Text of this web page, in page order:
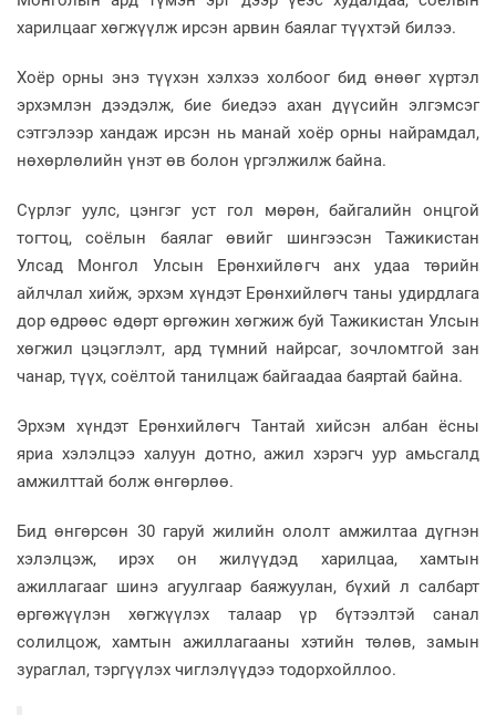
харилцааг хөгжүүлж ирсэн арвин баялаг түүхтэй билээ.
Хоёр орны энэ түүхэн хэлхээ холбоог бид өнөөг хүртэл
эрхэмлэн дээдэлж, бие биедээ ахан дүүсийн элгэмсэг
сэтгэлээр хандаж ирсэн нь манай хоёр орны найрамдал,
нөхөрлөлийн үнэт өв болон үргэлжилж байна.
Сүрлэг уулс, цэнгэг уст гол мөрөн, байгалийн онцгой
тогтоц, соёлын баялаг өвийг шингээсэн Тажикистан
Улсад Монгол Улсын Ерөнхийлөгч анх удаа төрийн
айлчлал хийж, эрхэм хүндэт Ерөнхийлөгч таны удирдлага
дор өдрөөс өдөрт өргөжин хөгжиж буй Тажикистан Улсын
хөгжил цэцэглэлт, ард түмний найрсаг, зочломтгой зан
чанар, түүх, соёлтой танилцаж байгаадаа баяртай байна.
Эрхэм хүндэт Ерөнхийлөгч Тантай хийсэн албан ёсны
яриа хэлэлцээ халуун дотно, ажил хэрэгч уур амьсгалд
амжилттай болж өнгөрлөө.
Бид өнгөрсөн 30 гаруй жилийн ололт амжилтаа дүгнэн
хэлэлцэж, ирэх он жилүүдэд харилцаа, хамтын
ажиллагааг шинэ агуулгаар баяжуулан, бүхий л салбарт
өргөжүүлэн хөгжүүлэх талаар үр бүтээлтэй санал
солилцож, хамтын ажиллагааны хэтийн төлөв, замын
зураглал, тэргүүлэх чиглэлүүдээ тодорхойллоо.